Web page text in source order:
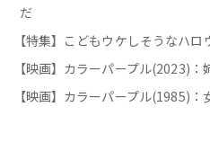
だ
【特集】こどもウケしそうなハ
【映画】カラーパープル(2023)
【映画】カラーパープル(1985)